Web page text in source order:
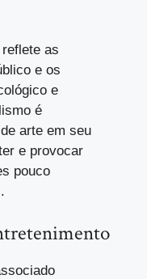
as
e os
e
é
arte em seu
e provocar
pouco